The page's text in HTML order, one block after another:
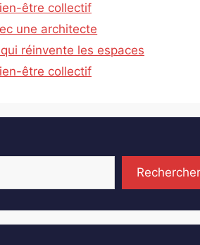
être collectif
une architecte
réinvente les espaces
être collectif
Rechercher